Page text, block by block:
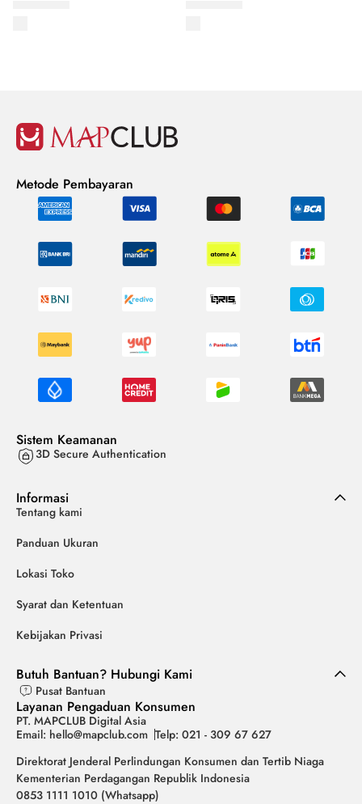
Metode Pembayaran
Sistem Keamanan
3D Secure Authentication
Informasi
Tentang kami
Panduan Ukuran
Lokasi Toko
Syarat dan Ketentuan
Kebijakan Privasi
Butuh Bantuan? Hubungi Kami
Pusat Bantuan
Layanan Pengaduan Konsumen
PT. MAPCLUB Digital Asia
Email: hello@mapclub.com Telp: 021 - 309 67 627
Direktorat Jenderal Perlindungan Konsumen dan Tertib Niaga
Kementerian Perdagangan Republik Indonesia
0853 1111 1010 (Whatsapp)